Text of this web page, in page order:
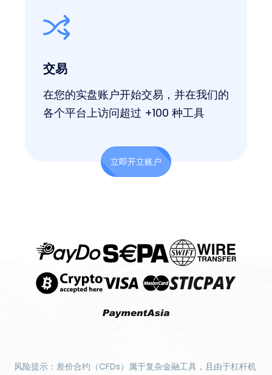
交易
在您的实盘账户开始交易，并在我们的
各个平台上访问超过 +100 种工具
立即开立账户
风险提示：差价合约（CFDs）属于复杂金融工具，且由于杠杆机